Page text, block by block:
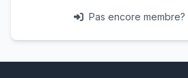
Pas encore membre?